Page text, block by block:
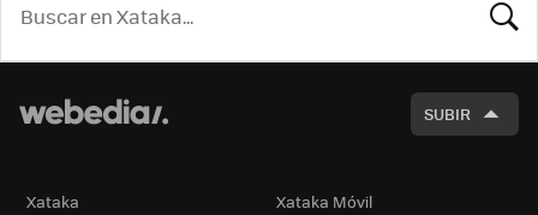
SUBIR
Xataka Xataka Móvil